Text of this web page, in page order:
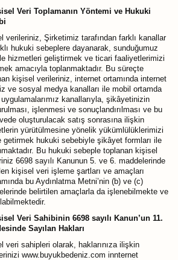
Veri Toplamanın Yöntemi ve Hukuki
verileriniz, Şirketimiz tarafından farklı kanallar
hukuki sebeplere dayanarak, sunduğumuz
hizmetleri geliştirmek ve ticari faaliyetlerimizi
amacıyla toplanmaktadır. Bu süreçte
kişisel verileriniz, internet ortamında internet
ve sosyal medya kanalları ile mobil ortamda
kanallarıyla, şikâyetinizin
işlenmesi ve sonuçlandırılması ve bu
oluşturulacak satış sonrasına ilişkin
yürütülmesine yönelik yükümlülüklerimizi
getirmek hukuki sebebiyle şikâyet formları ile
Bu hukuki sebeple toplanan kişisel
6698 sayılı Kanunun 5. ve 6. maddelerinde
kişisel veri işleme şartları ve amaçları
bu Aydınlatma Metni’nin (b) ve (c)
belirtilen amaçlarla da işlenebilmekte ve
Veri Sahibinin 6698 sayılı Kanun’un 11.
Sayılan Hakları
veri sahipleri olarak, haklarınıza ilişkin
www.buyukbedeniz.com innternet